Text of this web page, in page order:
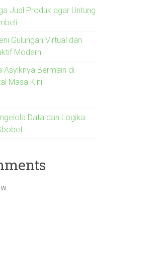
Jual Produk agar Untung
Gulungan Virtual dan
Modern
Asyiknya Bermain di
Masa Kini
Data dan Logika